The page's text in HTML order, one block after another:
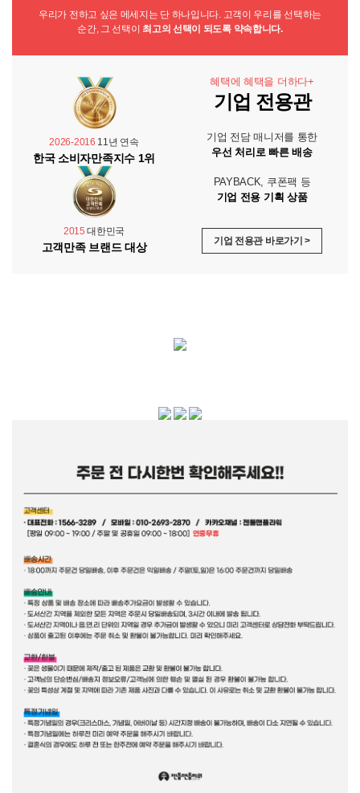
우리가 전하고 싶은 메세지는 단 하나입니다. 고객이 우리를 선택하는
순간, 그 선택이 최고의 선택이 되도록 약속합니다.
2026-2016 11년 연속
한국 소비자만족지수 1위
2015 대한민국
고객만족 브랜드 대상
혜택에 혜택을 더하다+
기업 전용관
기업 전담 매니저를 통한
우선 처리로 빠른 배송
PAYBACK, 쿠폰팩 등
기업 전용 기획 상품
기업 전용관 바로가기 >